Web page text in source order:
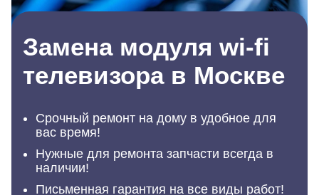
Замена модуля wi-fi
телевизора в Москве
Срочный ремонт на дому в удобное для
вас время!
Нужные для ремонта запчасти всегда в
наличии!
Письменная гарантия на все виды работ!